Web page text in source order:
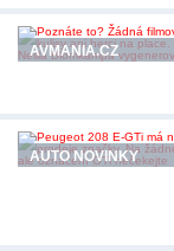
AVMANIA.CZ
AUTO NOVINKY